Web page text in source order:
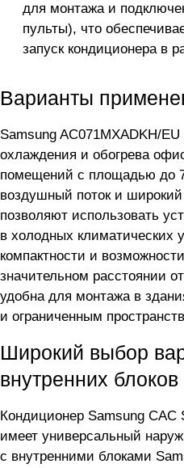
для монтажа и
пульты), что
запуск кондиционера в
Варианты
Samsung AC071MXADKH/
охлаждения и обогрева
помещений с площадью до
воздушный поток и
позволяют использовать
в холодных климатических
компактности и
значительном расстоянии
удобна для монтажа в
и ограниченным
Широкий выбор
внутренних блоков
Кондиционер Samsung CAC
имеет универсальный
с внутренними блоками